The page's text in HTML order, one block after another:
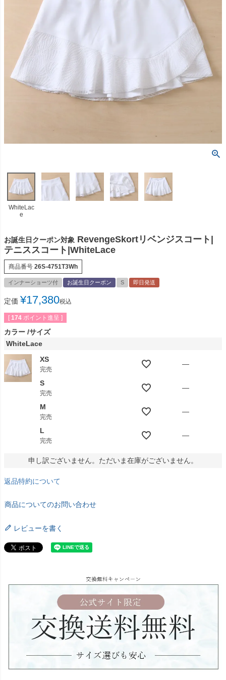
WhiteLac
e
お誕生日クーポン対象 RevengeSkortリベンジスコート|
テニススコート|WhiteLace
商品番号 26S-4751T3Wh
インナーショーツ付 お誕生日クーポン S 即日発送
定価 ¥17,380税込
[ 174 ポイント進呈 ]
カラー サイズ
WhiteLace
XS
完売
—
S
完売
—
M
完売
—
L
完売
—
申し訳ございません。ただいま在庫がございません。
返品特約について
商品についてのお問い合わせ
レビューを書く